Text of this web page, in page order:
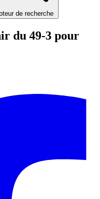
de recherche
du 49-3 pour